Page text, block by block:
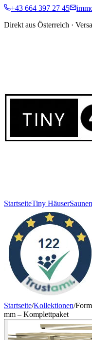
+43 664 397 27 45
Direkt aus Österreich ·
StartseiteTiny HäuserSaunen
Startseite/Kollektionen/
mm – Komplettpaket